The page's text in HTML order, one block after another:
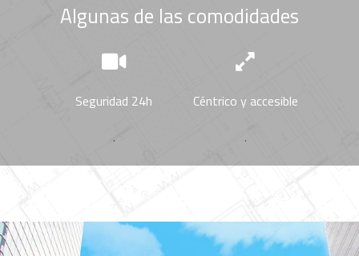
Algunas de las comodidades
Seguridad 24h
.
Céntrico y accesible
.